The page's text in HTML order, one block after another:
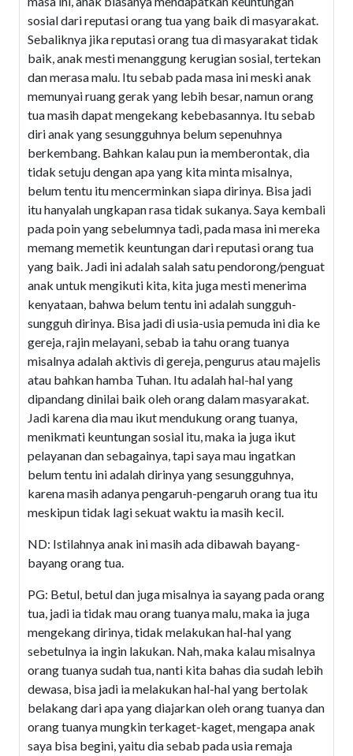
sosial dari reputasi orang tua yang baik di masyarakat.
Sebaliknya jika reputasi orang tua di masyarakat tidak
baik, anak mesti menanggung kerugian sosial, tertekan
dan merasa malu. Itu sebab pada masa ini meski anak
memunyai ruang gerak yang lebih besar, namun orang
tua masih dapat mengekang kebebasannya. Itu sebab
diri anak yang sesungguhnya belum sepenuhnya
berkembang. Bahkan kalau pun ia memberontak, dia
tidak setuju dengan apa yang kita minta misalnya,
belum tentu itu mencerminkan siapa dirinya. Bisa jadi
itu hanyalah ungkapan rasa tidak sukanya. Saya kembali
pada poin yang sebelumnya tadi, pada masa ini mereka
memang memetik keuntungan dari reputasi orang tua
yang baik. Jadi ini adalah salah satu pendorong/penguat
anak untuk mengikuti kita, kita juga mesti menerima
kenyataan, bahwa belum tentu ini adalah sungguh-
sungguh dirinya. Bisa jadi di usia-usia pemuda ini dia ke
gereja, rajin melayani, sebab ia tahu orang tuanya
misalnya adalah aktivis di gereja, pengurus atau majelis
atau bahkan hamba Tuhan. Itu adalah hal-hal yang
dipandang dinilai baik oleh orang dalam masyarakat.
Jadi karena dia mau ikut mendukung orang tuanya,
menikmati keuntungan sosial itu, maka ia juga ikut
pelayanan dan sebagainya, tapi saya mau ingatkan
belum tentu ini adalah dirinya yang sesungguhnya,
karena masih adanya pengaruh-pengaruh orang tua itu
meskipun tidak lagi sekuat waktu ia masih kecil.
ND: Istilahnya anak ini masih ada dibawah bayang-
bayang orang tua.
PG: Betul, betul dan juga misalnya ia sayang pada orang
tua, jadi ia tidak mau orang tuanya malu, maka ia juga
mengekang dirinya, tidak melakukan hal-hal yang
sebetulnya ia ingin lakukan. Nah, maka kalau misalnya
orang tuanya sudah tua, nanti kita bahas dia sudah lebih
dewasa, bisa jadi ia melakukan hal-hal yang bertolak
belakang dari apa yang diajarkan oleh orang tuanya dan
orang tuanya mungkin terkaget-kaget, mengapa anak
saya bisa begini, yaitu dia sebab pada usia remaja